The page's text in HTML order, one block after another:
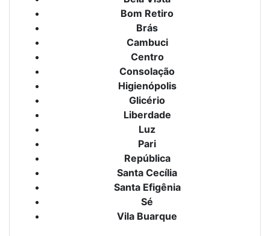
Bom Retiro
Brás
Cambuci
Centro
Consolação
Higienópolis
Glicério
Liberdade
Luz
Pari
República
Santa Cecília
Santa Efigênia
Sé
Vila Buarque